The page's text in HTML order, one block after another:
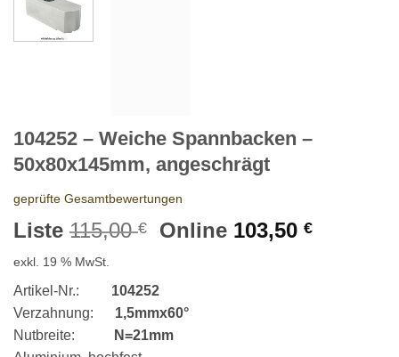
104252 – Weiche Spannbacken –
50x80x145mm, angeschrägt
geprüfte Gesamtbewertungen
Liste 115,00€
Ursprünglicher
115,00 €
Online 103,50€
exkl. 19 % MwSt.
Artikel-Nr.: 104252
Verzahnung: 1,5mmx60°
Nutbreite:
N=21mm